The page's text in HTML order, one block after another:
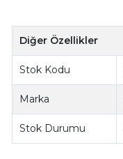
Diğer Özellikler
Stok Kodu
Marka
Stok Durumu